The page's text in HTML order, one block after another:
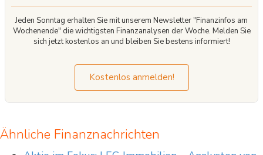
Jeden Sonntag erhalten Sie mit unserem Newsletter "Finanzinfos am
Wochenende" die wichtigsten Finanzanalysen der Woche. Melden Sie
sich jetzt kostenlos an und bleiben Sie bestens informiert!
Kostenlos anmelden!
Ähnliche Finanznachrichten